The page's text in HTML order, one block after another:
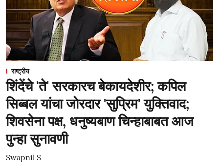
राष्ट्रीय
शिंदेंचे 'ते' सरकारच बेकायदेशीर; कपिल
सिब्बल यांचा जोरदार 'सुप्रिम' युक्तिवाद;
शिवसेना पक्ष, धनुष्यबाण चिन्हाबाबत आज
पुन्हा सुनावणी
Swapnil S